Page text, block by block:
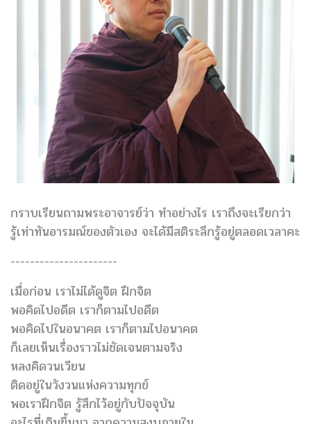
กราบเรียนถามพระอาจารย์ว่า ทำอย่างไร เราถึงจะเรียกว่า
รู้เท่าทันอารมณ์ของตัวเอง จะได้มีสติระลึกรู้อยู่ตลอดเวลาคะ
----------------------
เมื่อก่อน เราไม่ได้ดูจิต ฝึกจิต
พอคิดไปอดีต เราก็ตามไปอดีต
พอคิดไปในอนาคต เราก็ตามไปอนาคต
ก็เลยเห็นเรื่องราวไม่ชัดเจนตามจริง
หลงคิดวนเวียน
ติดอยู่ในวังวนแห่งความทุกข์
พอเราฝึกจิต รู้สึกไว้อยู่กับปัจจุบัน